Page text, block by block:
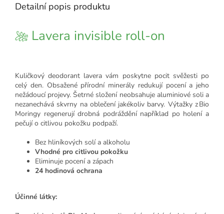
Detailní popis produktu
Lavera invisible roll-on
Kuličkový deodorant lavera vám poskytne pocit svěžesti po
celý den. Obsažené přírodní minerály redukují pocení a jeho
nežádoucí projevy. Šetrné složení neobsahuje aluminiové soli a
nezanechává skvrny na oblečení jakékoliv barvy. Výtažky z Bio
Moringy regenerují drobná podráždění například po holení a
pečují o citlivou pokožku podpaží.
Bez hliníkových solí a alkoholu
Vhodné pro citlivou pokožku
Eliminuje pocení a zápach
24 hodinová ochrana
Účinné látky: